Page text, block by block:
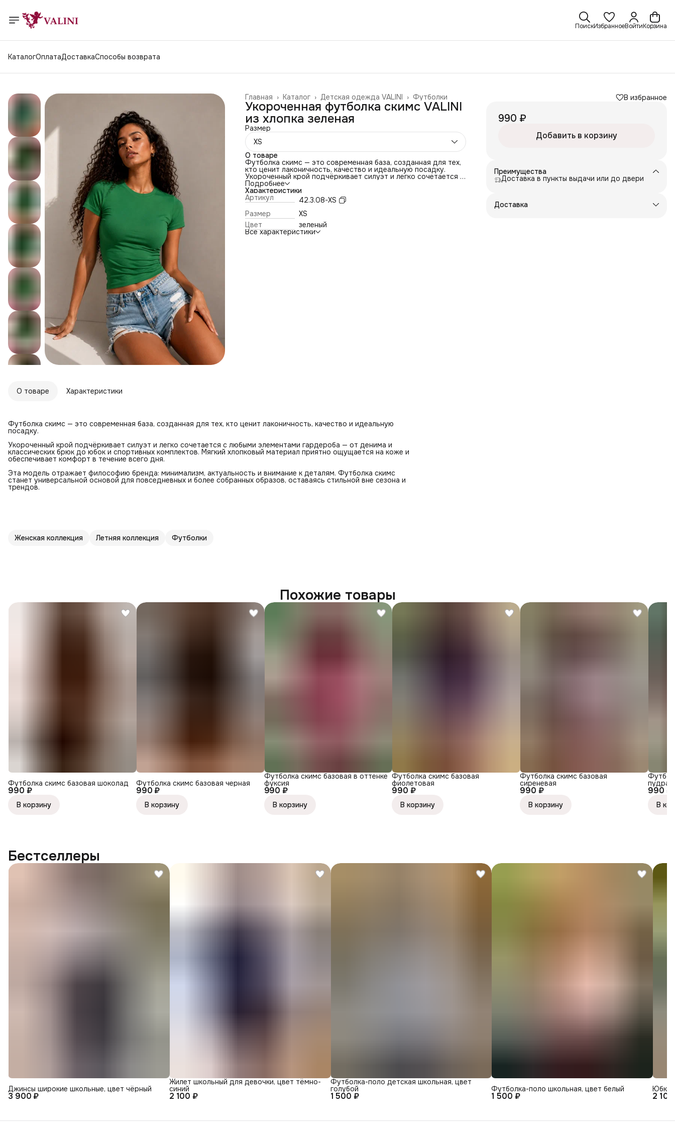
ПоискИзбранноеВойтиКорзина
КаталогОплатаДоставкаСпособы возврата
Футболки
Детская одежда VALINI ›
Каталог ›
Главная ›
Укороченная футболка скимс VALINI
из хлопка зеленая
Размер
XS
О товаре
Футболка скимс — это современная база, созданная для тех,
кто ценит лаконичность, качество и идеальную посадку.
Укороченный крой подчёркивает силуэт и легко сочетается с
любыми элементами гардероба — от денима и классических
брюк до юбок и спортивных комплектов. Мягкий хлопковый
материал приятно ощущается на коже и обеспечивает
комфорт в течение всего дня.
Эта модель отражает философию бренда: минимализм,
актуальность и внимание к деталям. Футболка скимс станет
универсальной основой для повседневных и более собранных
образов, оставаясь стильной вне сезона и трендов.
Подробнее
Характеристики
Артикул
42.3.08-XS
Размер
XS
Цвет
зеленый
Все характеристики
В избранное
990 ₽
Добавить в корзину
Преимущества
Доставка в пункты выдачи или до двери
Доставка
О товаре Характеристики
Футболка скимс — это современная база, созданная для тех, кто ценит лаконичность, качество и идеальную
посадку.
Укороченный крой подчёркивает силуэт и легко сочетается с любыми элементами гардероба — от денима и
классических брюк до юбок и спортивных комплектов. Мягкий хлопковый материал приятно ощущается на коже и
обеспечивает комфорт в течение всего дня.
Эта модель отражает философию бренда: минимализм, актуальность и внимание к деталям. Футболка скимс
станет универсальной основой для повседневных и более собранных образов, оставаясь стильной вне сезона и
трендов.
Женская коллекция Летняя коллекция Футболки
Похожие товары
990 ₽
Футболка скимс базовая шоколад
В корзину
990 ₽
Футболка скимс базовая черная
В корзину
990 ₽
Футболка скимс базовая в оттенке
фуксия
В корзину
990 ₽
Футболка скимс базовая
фиолетовая
В корзину
990 ₽
Футболка скимс базовая
сиреневая
В корзину
990 ₽
пудра
В
Бестселлеры
3 900 ₽
Джинсы широкие школьные, цвет чёрный
2 100 ₽
Жилет школьный для девочки, цвет тёмно-
синий
1 500 ₽
Футболка-поло детская школьная, цвет
голубой
1 500 ₽
Футболка-поло школьная, цвет белый
2
Юбка